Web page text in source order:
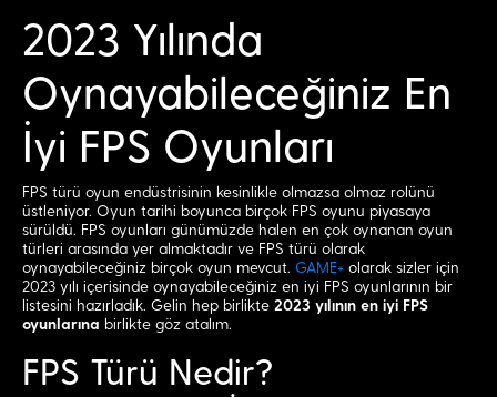
2023 Yılında
Oynayabileceğiniz En
İyi FPS Oyunları
FPS türü oyun endüstrisinin kesinlikle olmazsa olmaz rolünü
üstleniyor. Oyun tarihi boyunca birçok FPS oyunu piyasaya
sürüldü. FPS oyunları günümüzde halen en çok oynanan oyun
türleri arasında yer almaktadır ve FPS türü olarak
oynayabileceğiniz birçok oyun mevcut. GAME+ olarak sizler için
2023 yılı içerisinde oynayabileceğiniz en iyi FPS oyunlarının bir
listesini hazırladık. Gelin hep birlikte 2023 yılının en iyi FPS
oyunlarına birlikte göz atalım.
FPS Türü Nedir?